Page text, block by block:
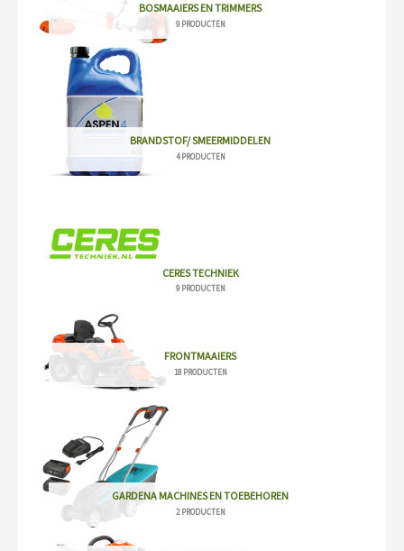
BOSMAAIERS EN TRIMMERS
9 PRODUCTEN
BRANDSTOF/ SMEERMIDDELEN
4 PRODUCTEN
CERES TECHNIEK
9 PRODUCTEN
FRONTMAAIERS
18 PRODUCTEN
GARDENA MACHINES EN TOEBEHOREN
2 PRODUCTEN